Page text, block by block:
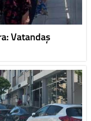
Vatandaş